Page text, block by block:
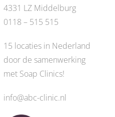
4331 LZ Middelburg
0118 – 515 515
15 locaties in Nederland
door de samenwerking
met Soap Clinics!
info@abc-clinic.nl